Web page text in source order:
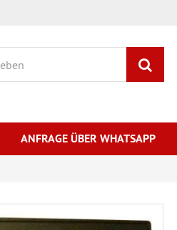
ANFRAGE ÜBER WHATSAPP